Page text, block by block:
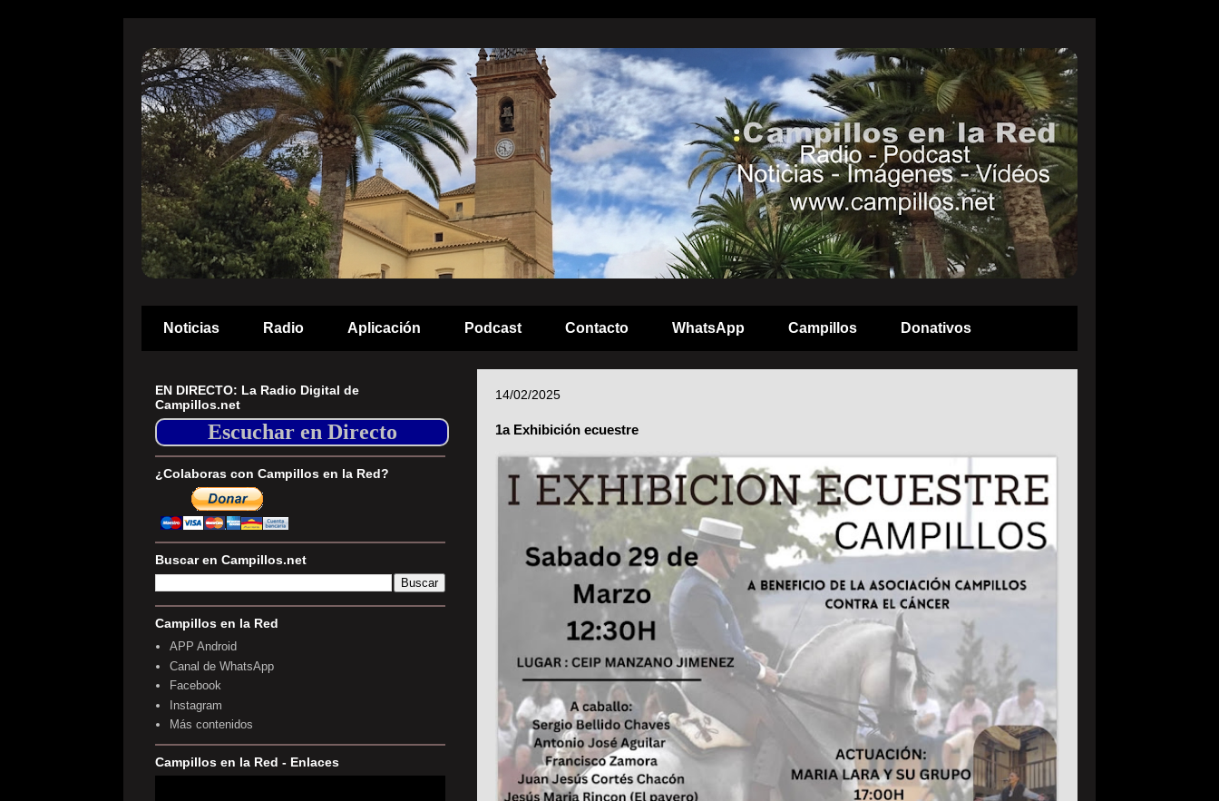
Noticias Radio Aplicación Podcast Contacto WhatsApp Campillos Donativos
14/02/2025
1a Exhibición ecuestre
EN DIRECTO: La Radio Digital de
Campillos.net
Escuchar en Directo
¿Colaboras con Campillos en la Red?
Buscar en Campillos.net
Campillos en la Red
APP Android
Canal de WhatsApp
Facebook
Instagram
Más contenidos
Campillos en la Red - Enlaces